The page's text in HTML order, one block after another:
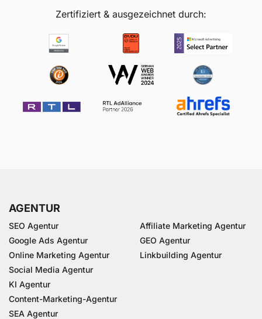
Zertifiziert & ausgezeichnet durch:
AGENTUR
SEO Agentur
Google Ads Agentur
Online Marketing Agentur
Social Media Agentur
KI Agentur
Content-Marketing-Agentur
SEA Agentur
Affiliate Marketing Agentur
GEO Agentur
Linkbuilding Agentur